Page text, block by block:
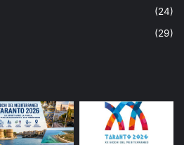
(24)
(29)